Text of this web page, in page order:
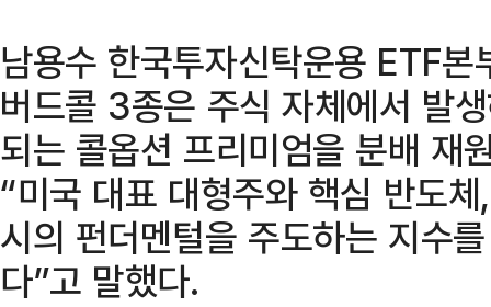
남용수 한국투자신탁운용 ETF
버드콜 3종은 주식 자체에서 발
되는 콜옵션 프리미엄을 분배 재
“미국 대표 대형주와 핵심 반도
시의 펀더멘털을 주도하는 지수
다”고 말했다.